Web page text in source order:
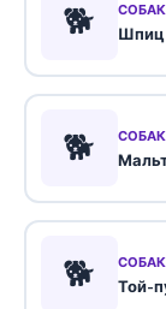
🐕 Шпиц
🐕
🐕 Той-